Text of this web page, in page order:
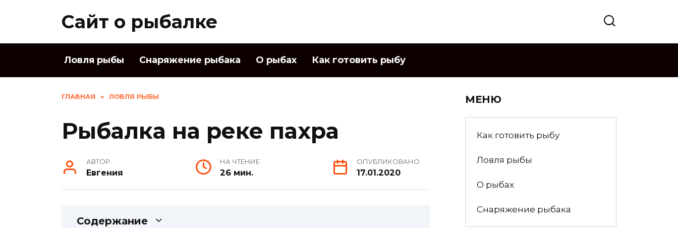
Сайт о рыбалке
Ловля рыбы Снаряжение рыбака О рыбах Как готовить рыбу
ГЛАВНАЯ » ЛОВЛЯ РЫБЫ
Рыбалка на реке пахра
АВТОР
Евгения
НА ЧТЕНИЕ
26 мин.
ОПУБЛИКОВАНО
17.01.2020
Содержание
МЕНЮ
Как готовить рыбу
Ловля рыбы
О рыбах
Снаряжение рыбака